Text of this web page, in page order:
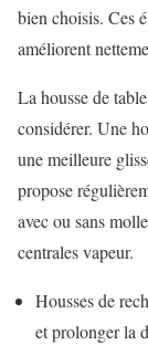
bien choisis. Ces
améliorent
La housse de
considérer. Une
une meilleure
propose
avec ou sans
centrales vapeur.
Housses de
et prolonger la